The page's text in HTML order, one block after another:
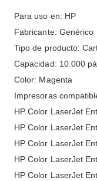
Para uso en: HP
Fabricante: Genérico
Tipo de producto:
Capacidad: 10.000
Color: Magenta
Impresoras
HP Color LaserJet
HP Color LaserJet
HP Color LaserJet
HP Color LaserJet
HP Color LaserJet